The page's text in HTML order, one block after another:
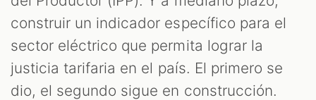
construir un indicador específico para el
sector eléctrico que permita lograr la
justicia tarifaria en el país. El primero se
dio, el segundo sigue en construcción.